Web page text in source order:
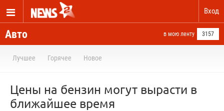
Вход
Авто в мою ленту 3157
Лучшее Горячее Новое
Цены на бензин могут вырасти в
ближайшее время